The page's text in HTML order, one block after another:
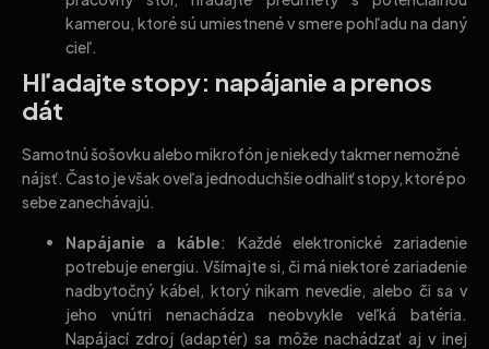
kamerou, ktoré sú umiestnené v smere pohľadu na daný
cieľ.
Hľadajte stopy: napájanie a prenos
dát
Samotnú šošovku alebo mikrofón je niekedy takmer nemožné
nájsť. Často je však oveľa jednoduchšie odhaliť stopy, ktoré po
sebe zanechávajú.
Napájanie a káble: Každé elektronické zariadenie
potrebuje energiu. Všímajte si, či má niektoré zariadenie
nadbytočný kábel, ktorý nikam nevedie, alebo či sa v
jeho vnútri nenachádza neobvykle veľká batéria.
Napájací zdroj (adaptér) sa môže nachádzať aj v inej